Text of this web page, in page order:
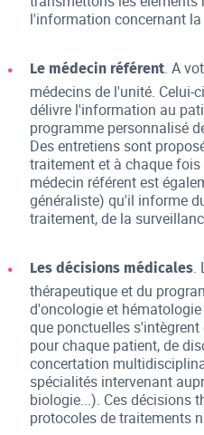
l'information concernant
Le médecin référent. A
médecins de l'unité. Celui-
délivre l'information au
programme personnalisé
Des entretiens sont
traitement et à chaque
médecin référent est
généraliste) qu'il informe
traitement, de la
Les décisions médicales.
thérapeutique et du
d'oncologie et
que ponctuelles
pour chaque patient, de
concertation
spécialités intervenant
biologie...). Ces décisions
protocoles de traitements